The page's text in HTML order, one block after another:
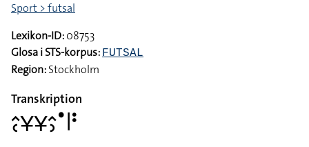
Sport > futsal
Lexikon-ID:08753
Glosa i STS-korpus: FUTSAL
Region:Stockholm
Transkription
􌤵􌥗􌥃􌥃􌤵􌤶􌤟􌥼􌥻